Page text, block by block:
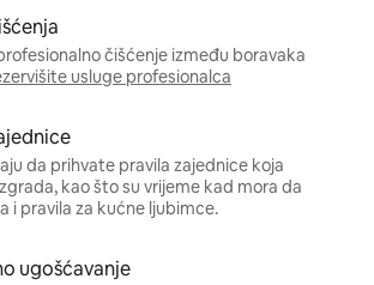
čišćenje između boravaka
usluge profesionalca
da prihvate pravila zajednice koja
kao što su vrijeme kad mora da
i pravila za kućne ljubimce.
ugošćavanje